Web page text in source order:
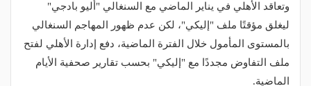
وتعاقد الأهلي في يناير الماضي مع السنغالي "أليو بادجي"
ليغلق مؤقتًا ملف "إليكي"، لكن عدم ظهور المهاجم السنغالي
بالمستوى المأمول خلال الفترة الماضية، دفع إدارة الأهلي لفتح
ملف التفاوض مجددًا مع "إليكي" بحسب تقارير صحفية الأيام
الماضية.